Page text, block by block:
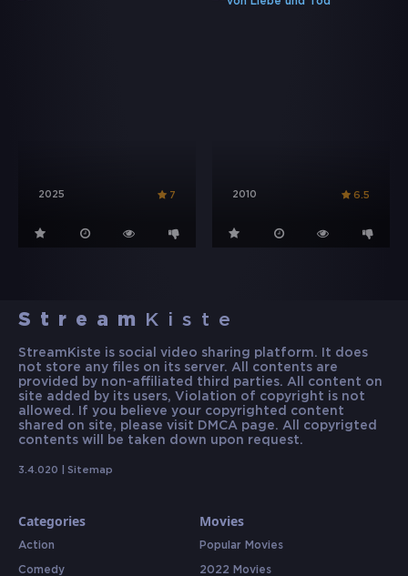
2025 7 2010 6.5
Stream Kiste
StreamKiste is social video sharing platform. It does
not store any files on its server. All contents are
provided by non-affiliated third parties. All content on
site added by its users, Violation of copyright is not
allowed. If you believe your copyrighted content
shared on site, please visit DMCA page. All copyrigted
contents will be taken down upon request.
3.4.020 | Sitemap
Categories
Action
Comedy
Movies
Popular Movies
2022 Movies